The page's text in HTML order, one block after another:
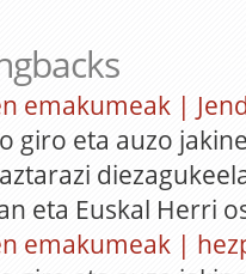
emakumeak |
giro eta auzo
eta Euskal Herri
emakumeak |